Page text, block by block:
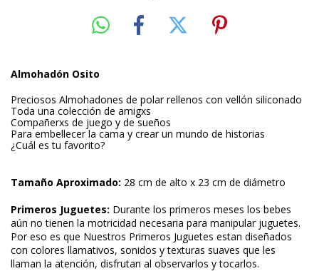
Almohadón Osito
Preciosos Almohadones de polar rellenos con vellón siliconado
Toda una colección de amigxs
Compañerxs de juego y de sueños
Para embellecer la cama y crear un mundo de historias
¿Cuál es tu favorito?
Tamaño Aproximado: 28 cm de alto x 23 cm de diámetro
Primeros Juguetes: Durante los primeros meses los bebes
aún no tienen la motricidad necesaria para manipular juguetes.
Por eso es que Nuestros Primeros Juguetes estan diseñados
con colores llamativos, sonidos y texturas suaves que les
llaman la atención, disfrutan al observarlos y tocarlos.